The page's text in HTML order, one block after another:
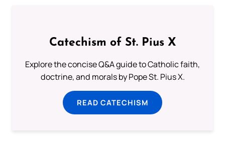
Catechism of St. Pius X
Explore the concise Q&A guide to Catholic faith,
doctrine, and morals by Pope St. Pius X.
READ CATECHISM